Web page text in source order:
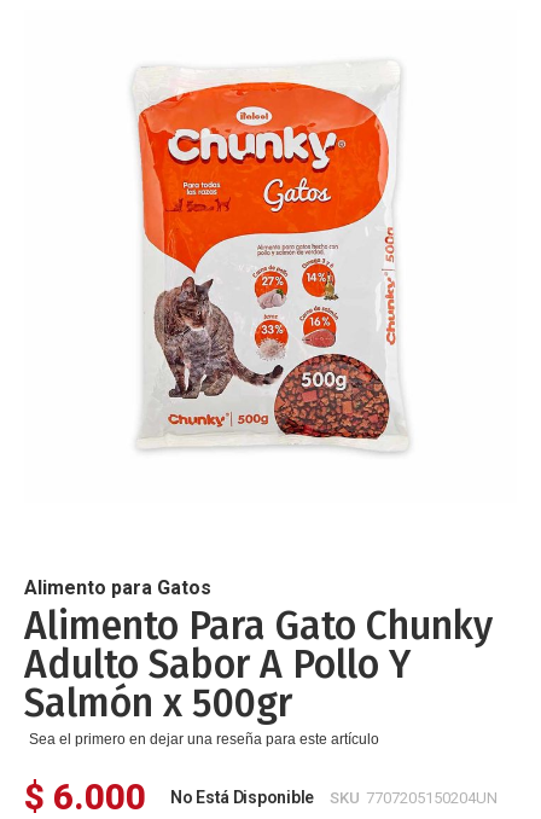
de
la
galería
de
imágenes
Alimento para Gatos
Alimento Para Gato Chunky
Adulto Sabor A Pollo Y
Salmón x 500gr
Sea el primero en dejar una reseña para este artículo
$ 6.000 No Está Disponible SKU 7707205150204UN